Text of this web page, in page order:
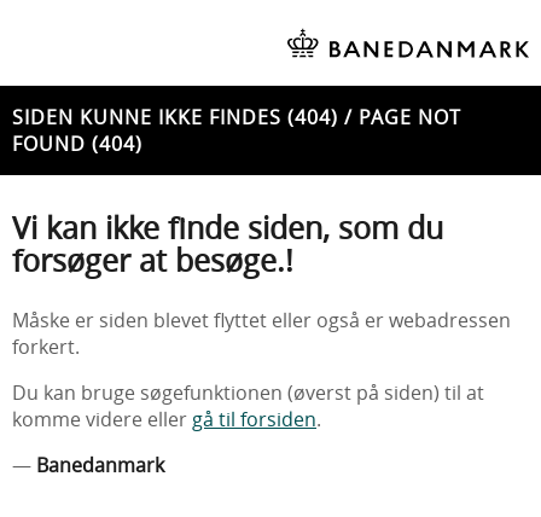
SIDEN KUNNE IKKE FINDES (404) / PAGE NOT
FOUND (404)
Vi kan ikke finde siden, som du
forsøger at besøge.!
Måske er siden blevet flyttet eller også er webadressen
forkert.
Du kan bruge søgefunktionen (øverst på siden) til at
komme videre eller gå til forsiden.
— Banedanmark